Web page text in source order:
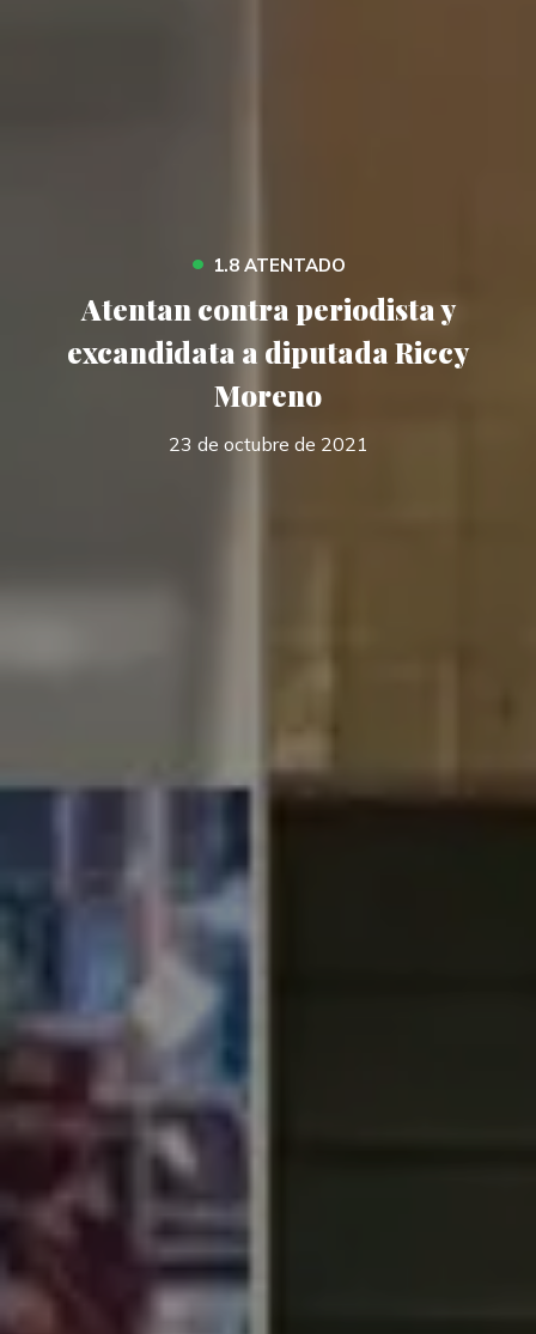
• 1.8 ATENTADO
Atentan contra periodista y
excandidata a diputada Riccy
Moreno
23 de octubre de 2021